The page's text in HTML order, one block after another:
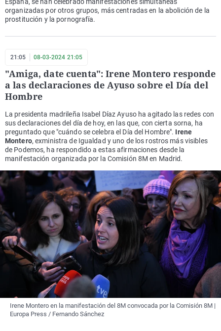
España, se han celebrado manifestaciones simultáneas
organizadas por otros grupos, más centradas en la abolición de la
prostitución y la pornografía.
21:05 08-03-2024 21:05
"Amiga, date cuenta": Irene Montero responde
a las declaraciones de Ayuso sobre el Día del
Hombre
La presidenta madrileña Isabel Díaz Ayuso ha agitado las redes con
sus declaraciones del día de hoy, en las que, con cierta sorna, ha
preguntado que "cuándo se celebra el Día del Hombre". Irene
Montero, exministra de Igualdad y uno de los rostros más visibles
de Podemos, ha respondido a estas afirmaciones desde la
manifestación organizada por la Comisión 8M en Madrid.
Irene Montero en la manifestación del 8M convocada por la Comisión 8M |
Europa Press / Fernando Sánchez